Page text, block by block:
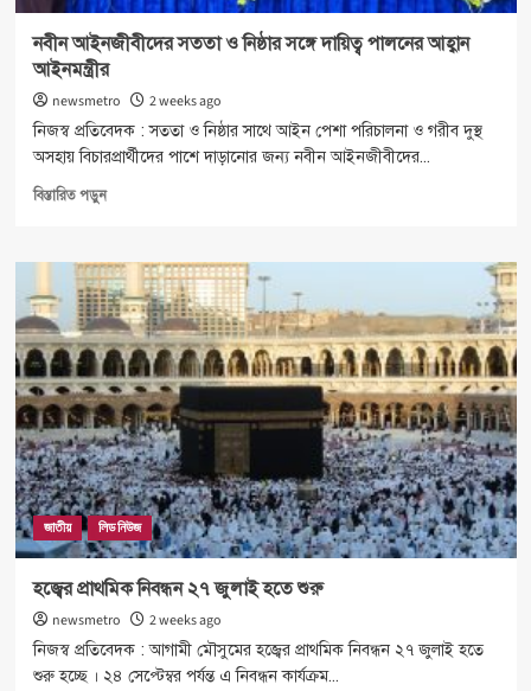
নবীন আইনজীবীদের সততা ও নিষ্ঠার সঙ্গে দায়িত্ব পালনের আহ্বান
আইনমন্ত্রীর
newsmetro
2 weeks ago
নিজস্ব প্রতিবেদক : সততা ও নিষ্ঠার সাথে আইন পেশা পরিচালনা ও গরীব দুস্থ
অসহায় বিচারপ্রার্থীদের পাশে দাড়ানোর জন্য নবীন আইনজীবীদের...
বিস্তারিত পড়ুনRead
নবীন
আইনজীবীদের
সততা
ও
নিষ্ঠার
সঙ্গে
দায়িত্ব
পালনের
আহ্বান
আইনমন্ত্রীর
জাতীয় লিড নিউজ
হজ্বের প্রাথমিক নিবন্ধন ২৭ জুলাই হতে শুরু
newsmetro
2 weeks ago
নিজস্ব প্রতিবেদক : আগামী মৌসুমের হজ্বের প্রাথমিক নিবন্ধন ২৭ জুলাই হতে
শুরু হচ্ছে । ২৪ সেপ্টেম্বর পর্যন্ত এ নিবন্ধন কার্যক্রম...